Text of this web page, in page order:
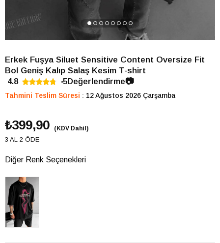
Erkek Fuşya Siluet Sensitive Content Oversize Fit
Bol Geniş Kalıp Salaş Kesim T-shirt
4.8
5Değerlendirme📷
Tahmini Teslim Süresi : 12 Ağustos 2026 Çarşamba
₺399,90 (KDV Dahil)
3 AL 2 ÖDE
Diğer Renk Seçenekleri